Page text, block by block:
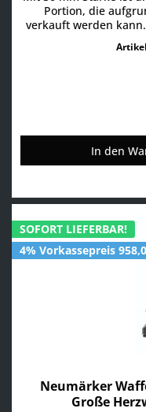
Portion, die
verkauft werden
Kundenwunsch hin
Waffel
In den
SOFORT LIEFERBAR!
4% Vorkassepreis
Neumärker
Große